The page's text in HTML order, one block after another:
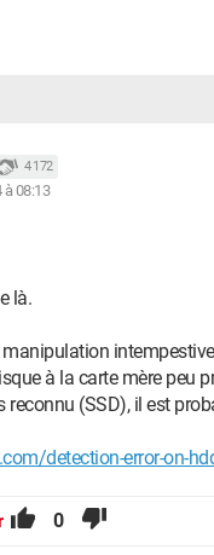
4 172
à 08:13
là.
manipulation
à la carte mère peu
reconnu (SSD), il est
detection-error-on-
0